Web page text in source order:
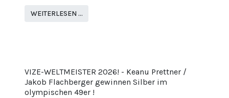
WEITERLESEN …
VIZE-WELTMEISTER 2026! - Keanu Prettner /
Jakob Flachberger gewinnen Silber im
olympischen 49er !